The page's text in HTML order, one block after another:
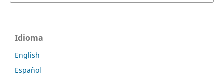
Idioma
English
Español